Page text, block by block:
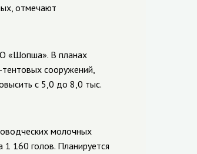
отмечают
«Шопша». В планах
тентовых сооружений,
с 5,0 до 8,0 тыс.
молочных
160 голов. Планируется